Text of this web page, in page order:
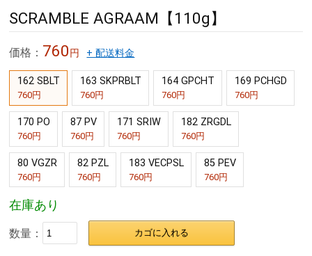
SCRAMBLE AGRAAM【110g】
価格： 760円 + 配送料金
162 SBLT
760円
163 SKPRBLT
760円
164 GPCHT
760円
169 PCHGD
760円
170 PO
760円
87 PV
760円
171 SRIW
760円
182 ZRGDL
760円
80 VGZR
760円
82 PZL
760円
183 VECPSL
760円
85 PEV
760円
在庫あり
数量： カゴに入れる